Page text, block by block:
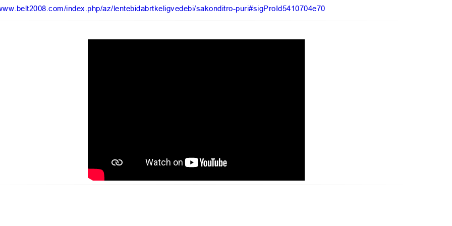
index.php/az/lentebidabrtkeligvedebi/sakonditro-puri#sigProId5410704e70